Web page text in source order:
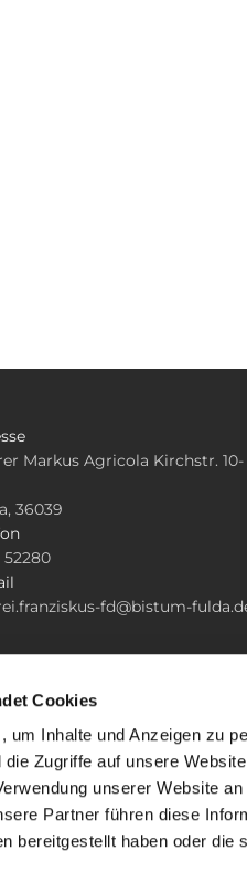
Cookies
um Inhalte und Anzeigen zu
Zugriffe auf unsere
unserer Website
Partner führen diese
bereitgestellt haben oder die
Markus Agricola Kirchstr. 10-
36039
52280
fd@bistum-
Impressum